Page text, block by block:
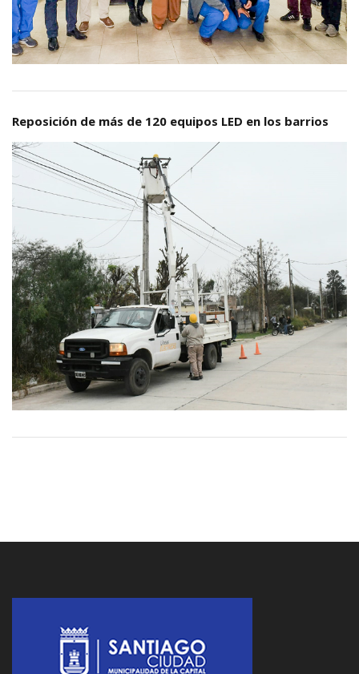
Reposición de más de 120 equipos LED en los barrios